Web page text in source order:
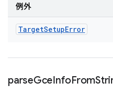
例外
TargetSetupError
parseGceInfoFrom